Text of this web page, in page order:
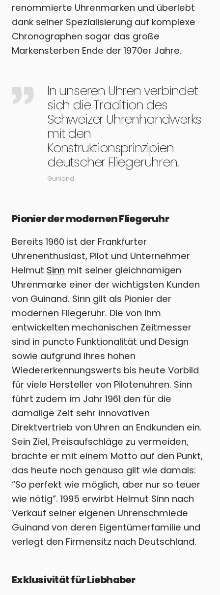
renommierte Uhrenmarken und überlebt
dank seiner Spezialisierung auf komplexe
Chronographen sogar das große
Markensterben Ende der 1970er Jahre.
In unseren Uhren verbindet
sich die Tradition des
Schweizer Uhrenhandwerks
mit den
Konstruktionsprinzipien
deutscher Fliegeruhren.
Guniand
Pionier der modernen Fliegeruhr
Bereits 1960 ist der Frankfurter
Uhrenenthusiast, Pilot und Unternehmer
Helmut Sinn mit seiner gleichnamigen
Uhrenmarke einer der wichtigsten Kunden
von Guinand. Sinn gilt als Pionier der
modernen Fliegeruhr. Die von ihm
entwickelten mechanischen Zeitmesser
sind in puncto Funktionalität und Design
sowie aufgrund ihres hohen
Wiedererkennungswerts bis heute Vorbild
für viele Hersteller von Pilotenuhren. Sinn
führt zudem im Jahr 1961 den für die
damalige Zeit sehr innovativen
Direktvertrieb von Uhren an Endkunden ein.
Sein Ziel, Preisaufschläge zu vermeiden,
brachte er mit einem Motto auf den Punkt,
das heute noch genauso gilt wie damals:
“So perfekt wie möglich, aber nur so teuer
wie nötig”. 1995 erwirbt Helmut Sinn nach
Verkauf seiner eigenen Uhrenschmiede
Guinand von deren Eigentümerfamilie und
verlegt den Firmensitz nach Deutschland.
Exklusivität für Liebhaber